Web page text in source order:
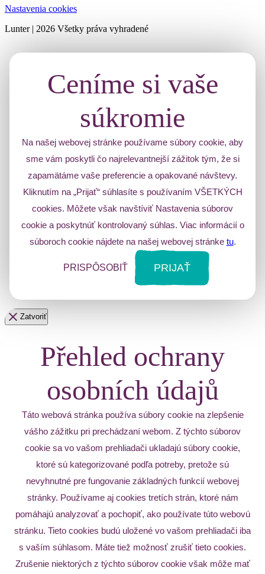
Nastavenia cookies
Lunter | 2026 Všetky práva vyhradené
Ceníme si vaše
súkromie
Na našej webovej stránke používame súbory cookie, aby
sme vám poskytli čo najrelevantnejší zážitok tým, že si
zapamätáme vaše preferencie a opakované návštevy.
Kliknutím na „Prijať“ súhlasíte s používaním VŠETKÝCH
cookies. Môžete však navštíviť Nastavenia súborov
cookie a poskytnúť kontrolovaný súhlas. Viac informácií o
súboroch cookie nájdete na našej webovej stránke tu.
PRISPÔSOBIŤ PRIJAŤ
Zatvoriť
Přehled ochrany
osobních údajů
Táto webová stránka používa súbory cookie na zlepšenie
vášho zážitku pri prechádzaní webom. Z týchto súborov
cookie sa vo vašom prehliadači ukladajú súbory cookie,
ktoré sú kategorizované podľa potreby, pretože sú
nevyhnutné pre fungovanie základných funkcií webovej
stránky. Používame aj cookies tretích strán, ktoré nám
pomáhajú analyzovať a pochopiť, ako používate túto webovú
stránku. Tieto cookies budú uložené vo vašom prehliadači iba
s vaším súhlasom. Máte tiež možnosť zrušiť tieto cookies.
Zrušenie niektorých z týchto súborov cookie však môže mať